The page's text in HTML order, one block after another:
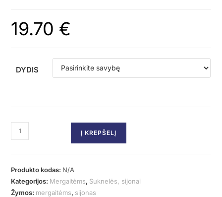
19.70 €
DYDIS
Į KREPŠELĮ
Produkto kodas: N/A
Kategorijos: Mergaitėms, Suknelės, sijonai
Žymos: mergaitėms, sijonas